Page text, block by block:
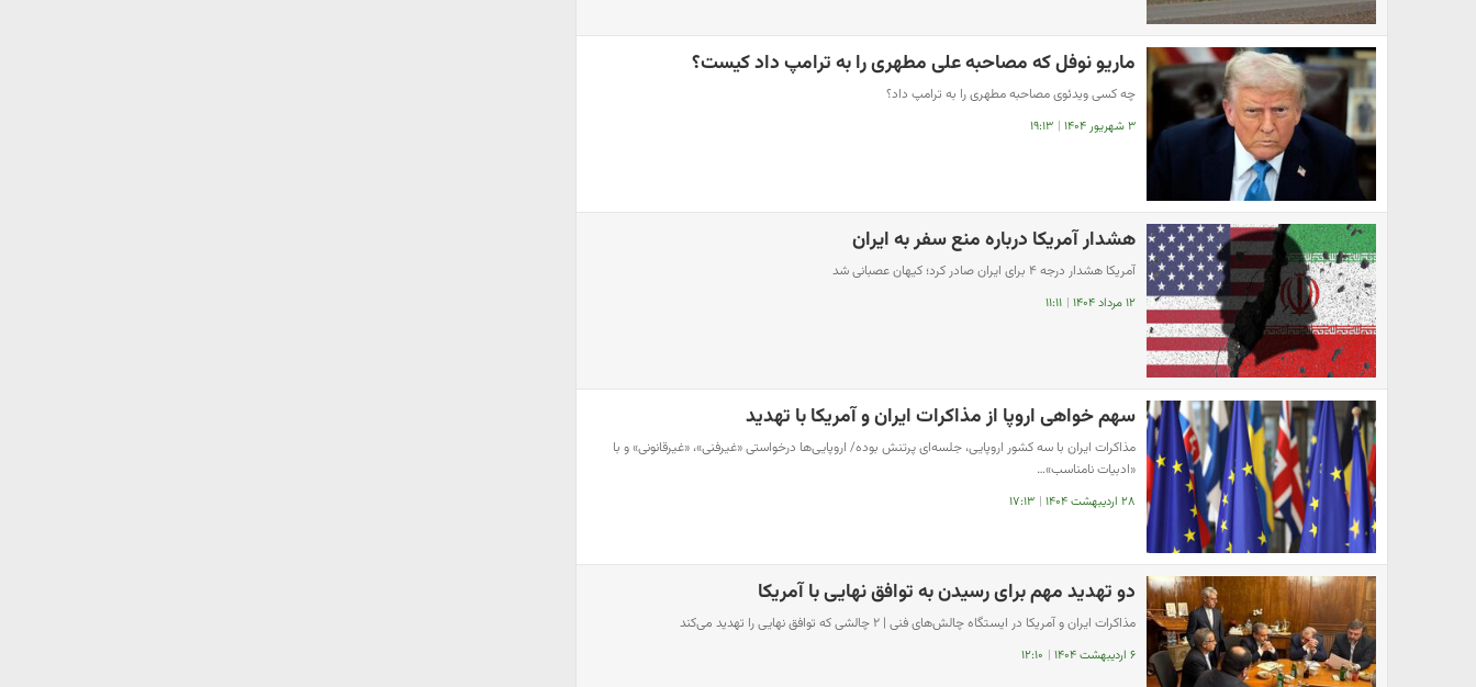
ماریو نوفل که مصاحبه علی مطهری را به ترامپ داد کیست؟
چه کسی ویدئوی مصاحبه مطهری را به ترامپ داد؟
۳ شهریور ۱۴۰۴ | ۱۹:۱۳
هشدار آمریکا درباره منع سفر به ایران
آمریکا هشدار درجه ۴ برای ایران صادر کرد؛ کیهان عصبانی شد
۱۲ مرداد ۱۴۰۴ | ۱۱:۱۱
سهم خواهی اروپا از مذاکرات ایران و آمریکا با تهدید
مذاکرات ایران با سه کشور اروپایی‌، جلسه‌ای پرتنش بوده/ اروپایی‌ها درخواستی «غیرفنی»، «غیرقانونی» و با
«ادبیات نامناسب»…
۲۸ اردیبهشت ۱۴۰۴ | ۱۷:۱۳
دو تهدید مهم برای رسیدن به توافق نهایی با آمریکا
مذاکرات ایران و آمریکا در ایستگاه چالش‌های فنی | ۲ چالشی که توافق نهایی را تهدید می‌کند
۶ اردیبهشت ۱۴۰۴ | ۱۲:۱۰